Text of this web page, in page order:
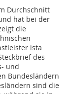
Durchschnitt
hat bei der
die
ista
des
und
Bundesländern
sind die